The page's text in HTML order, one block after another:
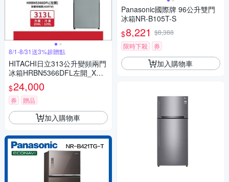
8/1-8/31送3%超贈點
HITACHI日立313公升變頻兩門
冰箱HRBN5366DFL左開_XGR
TW漸層琉璃黑
$24,000
券 贈品
加入購物車
Panasonic國際牌 96公升雙門
冰箱NR-B105T-S
$8,221 $8,388
限時下殺
券
加入購物車